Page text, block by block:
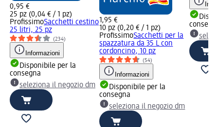
0,95 €
25 pz (0,04 € / 1 pz)
ProfissimoSacchetti cestino
25 litri, 25 pz
(234)
Informazioni
Disponibile per la
consegna
seleziona il negozio dm
1,95 €
10 pz (0,20 € / 1 pz)
ProfissimoSacchetti per la
spazzatura da 35 L con
cordoncino, 10 pz
(54)
Informazioni
Disponibile per la
consegna
seleziona il negozio dm